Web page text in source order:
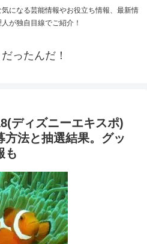
になる芸能情報やお役立ち情報、最新情
が独自目線でご紹介！
ったんだ！
ディズニーエキスポ)
方法と抽選結果。グッ
も